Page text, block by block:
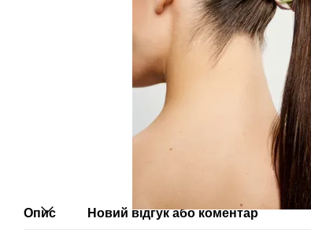
Опис Новий відгук або коментар